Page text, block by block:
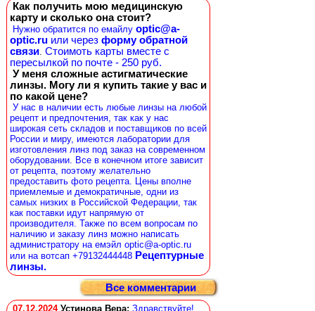
Как получить мою медицинскую
карту и сколько она стоит?
Нужно обратится по емайлу optic@a-
optic.ru или через форму обратной
связи. Стоимоть карты вместе с
пересылкой по почте - 250 руб.
У меня сложные астигматические
линзы. Могу ли я купить такие у вас и
по какой цене?
У нас в наличии есть любые линзы на любой
рецепт и предпочтения, так как у нас
широкая сеть складов и поставщиков по всей
России и миру, имеются лаборатории для
изготовления линз под заказ на современном
оборудовании. Все в конечном итоге зависит
от рецепта, поэтому желательно
предоставить фото рецепта. Цены вполне
приемлемые и демократичные, одни из
самых низких в Российской Федерации, так
как поставки идут напрямую от
производителя. Также по всем вопросам по
наличию и заказу линз можно написать
администратору на емэйл optic@a-optic.ru
или на вотсап +79132444448 Рецептурные
линзы.
Все комментарии
07.12.2024 Устинова Вера: Здравствуйте!